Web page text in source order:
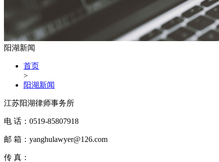
阳湖新闻
首页
>
阳湖新闻
江苏阳湖律师事务所
电 话： 0519-85807918
邮 箱： yanghulawyer@126.com
传 真：